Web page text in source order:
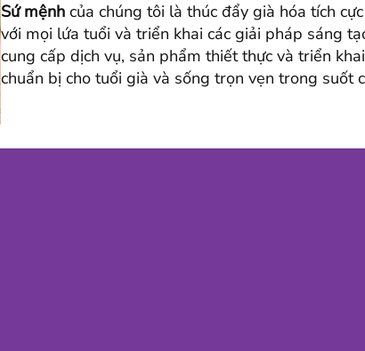
Sứ mệnh của chúng tôi là thúc đẩy già hóa tích
với mọi lứa tuổi và triển khai các giải pháp sáng
cung cấp dịch vụ, sản phẩm thiết thực và triển
chuẩn bị cho tuổi già và sống trọn vẹn trong suốt